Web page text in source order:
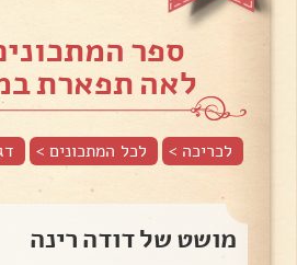
ספר
לאה תפארת
לכריכה > לכל המתכונים >
מושט של דודה רינה